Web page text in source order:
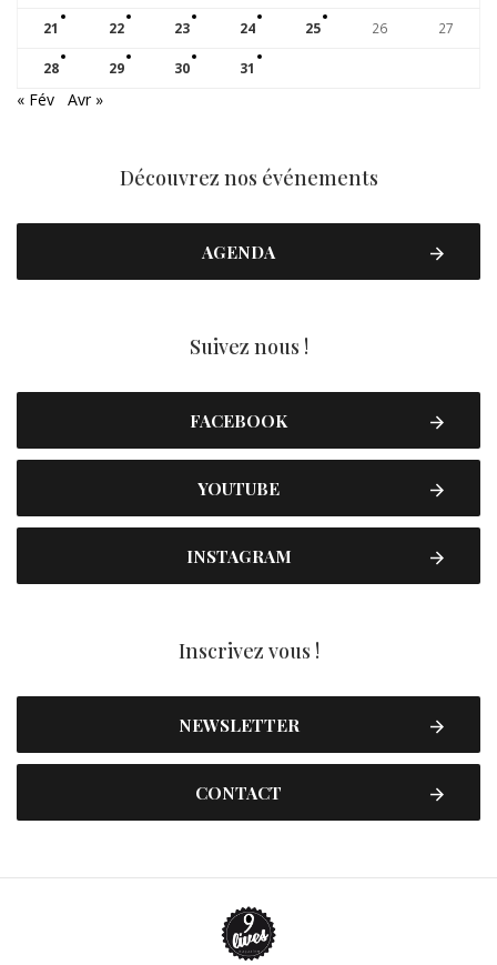
21 22 23 24 25 26 27
28 29 30 31
« Fév Avr »
Découvrez nos événements
AGENDA
Suivez nous !
FACEBOOK
YOUTUBE
INSTAGRAM
Inscrivez vous !
NEWSLETTER
CONTACT